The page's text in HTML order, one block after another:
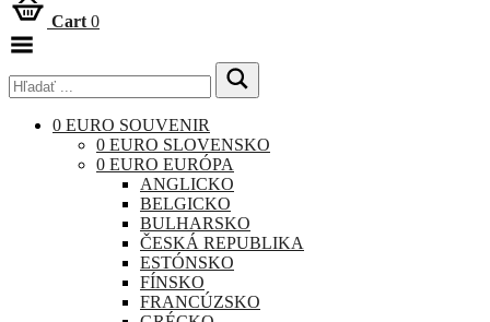
Cart 0
0 EURO SOUVENIR
0 EURO SLOVENSKO
0 EURO EURÓPA
ANGLICKO
BELGICKO
BULHARSKO
ČESKÁ REPUBLIKA
ESTÓNSKO
FÍNSKO
FRANCÚZSKO